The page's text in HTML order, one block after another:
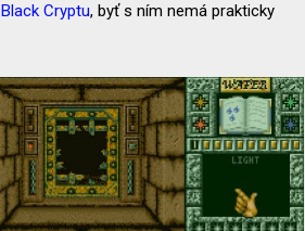
Black Cryptu, byť s ním nemá prakticky